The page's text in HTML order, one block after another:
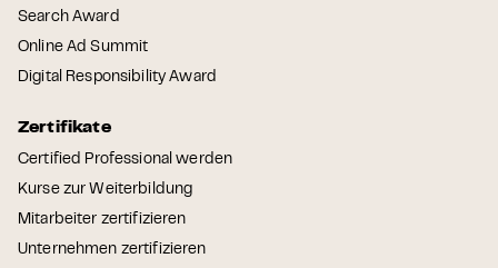
Search Award
Online Ad Summit
Digital Responsibility Award
Zertifikate
Certified Professional werden
Kurse zur Weiterbildung
Mitarbeiter zertifizieren
Unternehmen zertifizieren